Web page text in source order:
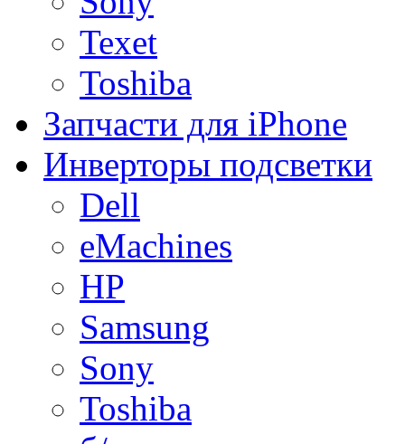
Texet
Toshiba
Запчасти для iPhone
Инверторы подсветки
Dell
eMachines
HP
Samsung
Sony
Toshiba